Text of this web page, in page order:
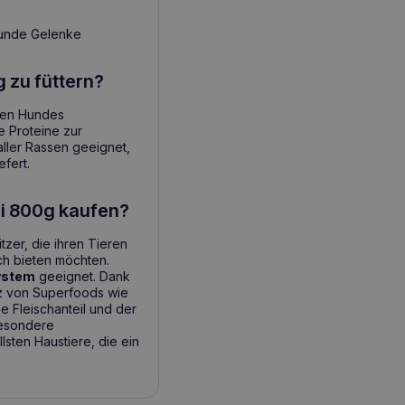
Gelenke
zu füttern?
Hundes
Proteine zur
Rassen geeignet,
800g kaufen?
die ihren Tieren
bieten möchten.
geeignet. Dank
von Superfoods wie
Fleischanteil und der
Haustiere, die ein